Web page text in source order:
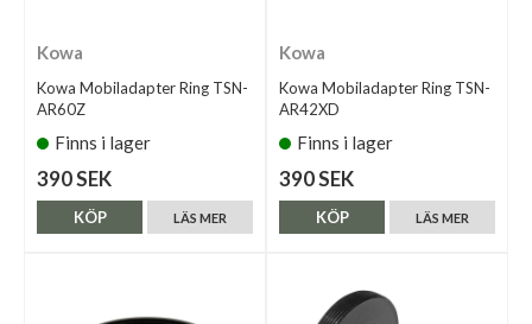
Kowa
Kowa Mobiladapter Ring TSN-
AR60Z
Finns i lager
390 SEK
LÄS MER
KÖP
Kowa
Kowa Mobiladapter Ring TSN-
AR42XD
Finns i lager
390 SEK
LÄS MER
KÖP